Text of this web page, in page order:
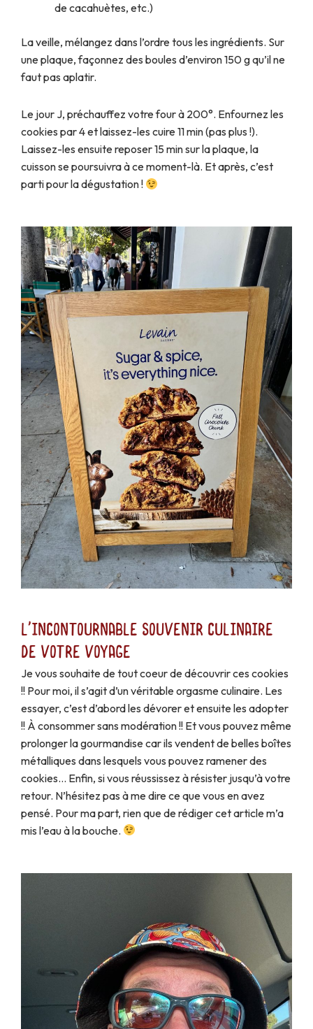
de cacahuètes, etc.)
La veille, mélangez dans l’ordre tous les ingrédients. Sur
une plaque, façonnez des boules d’environ 150 g qu’il ne
faut pas aplatir.
Le jour J, préchauffez votre four à 200°. Enfournez les
cookies par 4 et laissez-les cuire 11 min (pas plus !).
Laissez-les ensuite reposer 15 min sur la plaque, la
cuisson se poursuivra à ce moment-là. Et après, c’est
parti pour la dégustation !
L'incontournable souvenir culinaire
de votre voyage
Je vous souhaite de tout coeur de découvrir ces cookies
!! Pour moi, il s’agit d’un véritable orgasme culinaire. Les
essayer, c’est d’abord les dévorer et ensuite les adopter
!! À consommer sans modération !! Et vous pouvez même
prolonger la gourmandise car ils vendent de belles boîtes
métalliques dans lesquels vous pouvez ramener des
cookies… Enfin, si vous réussissez à résister jusqu’à votre
retour. N’hésitez pas à me dire ce que vous en avez
pensé. Pour ma part, rien que de rédiger cet article m’a
mis l’eau à la bouche.